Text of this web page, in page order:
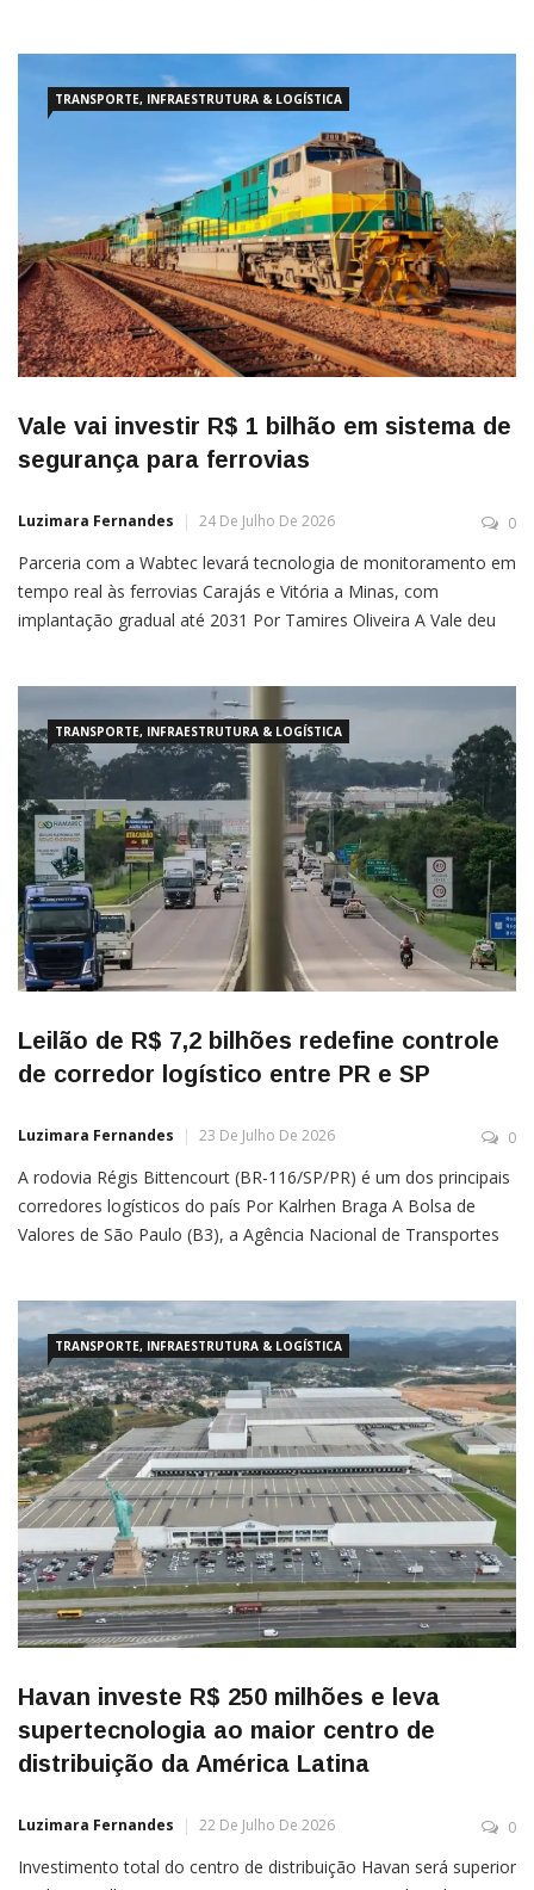
TRANSPORTE, INFRAESTRUTURA & LOGÍSTICA
Vale vai investir R$ 1 bilhão em sistema de
segurança para ferrovias
Luzimara Fernandes 24 De Julho De 2026 0
Parceria com a Wabtec levará tecnologia de monitoramento em
tempo real às ferrovias Carajás e Vitória a Minas, com
implantação gradual até 2031 Por Tamires Oliveira A Vale deu
desenvolvido em parceria com a Wabtec. A […]
TRANSPORTE, INFRAESTRUTURA & LOGÍSTICA
Leilão de R$ 7,2 bilhões redefine controle
de corredor logístico entre PR e SP
Luzimara Fernandes 23 De Julho De 2026 0
A rodovia Régis Bittencourt (BR-116/SP/PR) é um dos principais
corredores logísticos do país Por Kalrhen Braga A Bolsa de
Valores de São Paulo (B3), a Agência Nacional de Transportes
otimização contratual da rodovia Régis Bittencourt (BR-
116/SP/PR), […]
TRANSPORTE, INFRAESTRUTURA & LOGÍSTICA
Havan investe R$ 250 milhões e leva
supertecnologia ao maior centro de
distribuição da América Latina
Luzimara Fernandes 22 De Julho De 2026 0
Investimento total do centro de distribuição Havan será superior